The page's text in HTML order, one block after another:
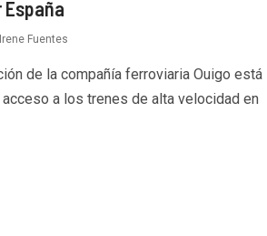
Irene Fuentes
de la compañía ferroviaria Ouigo está
a los trenes de alta velocidad en